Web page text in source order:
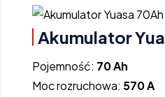
Akumulator
Pojemność: 70 Ah
Moc rozruchowa: 570 A